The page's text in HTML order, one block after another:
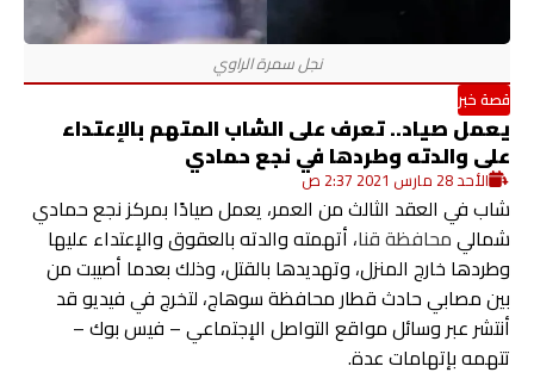
قصة خبر
يعمل صياد.. تعرف على الشاب المتهم بالإعتداء
على والدته وطردها في نجع حمادي
الأحد 28 مارس 2021 2:37 ص
شاب في العقد الثالث من العمر، يعمل صيادًا بمركز نجع حمادي
شماليمحافظة قنا، أتهمته والدته بالعقوق والإعتداء عليها
وطردها خارج المنزل، وتهديدها بالقتل، وذلك بعدما أصيبت من
بين مصابي حادث قطار محافظة سوهاج، لتخرج في فيديو قد
أنتشر عبر وسائل مواقع التواصل الإجتماعي – فيس بوك –
تتهمه بإتهامات عدة.